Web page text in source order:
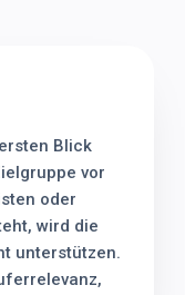
Blick
vor
oder
wird die
unterstützen.